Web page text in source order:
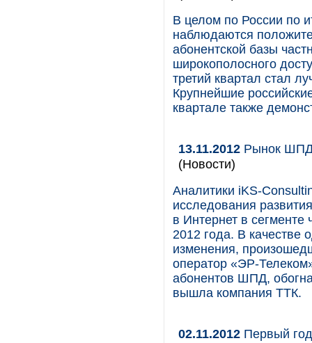
В целом по России по
наблюдаются
абонентской базы
широкополосного
третий квартал стал
Крупнейшие
квартале также
13.11.2012 Рынок ШПД
(Новости)
Аналитики iKS-
исследования
в Интернет в сегменте
2012 года. В качестве
изменения,
оператор «ЭР-
абонентов ШПД,
вышла компания ТТК.
02.11.2012 Первый